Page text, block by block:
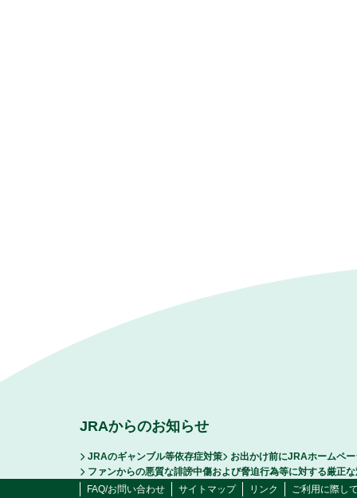
JRAからのお知らせ
JRAのギャンブル等依存症対策
お出かけ前にJRAホームペ
ファンからの悪質な誹謗中傷および脅迫行為等に対する厳正
FAQ/お問い合わせ
サイトマップ リンク ご利用に際し